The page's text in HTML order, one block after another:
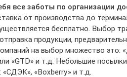
все заботы по организации
от производства до
бесплатно. Выбор
продукции,
на выбор множество это:
«GTD» и т.д. Небольшие
«СДЭК», «Boxberry» и т.д.